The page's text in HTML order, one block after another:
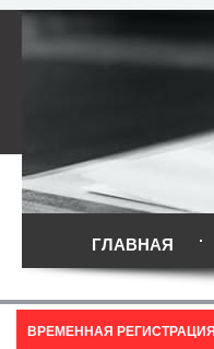
ГЛАВНАЯ
ВРЕМЕННАЯ РЕГИСТРАЦИЯ